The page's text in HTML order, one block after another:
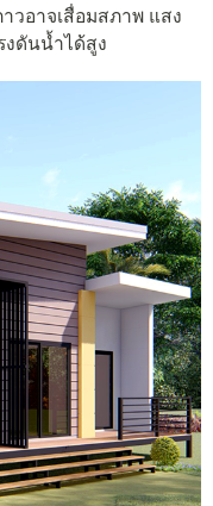
วอาจเสื่อมสภาพ แสง
งดันน้ำได้สูง